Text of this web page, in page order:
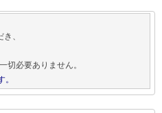
、
切必要ありません。